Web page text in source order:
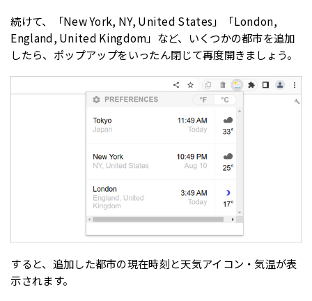
続けて、「New York, NY, United States」「London,
England, United Kingdom」など、いくつかの都市を追加
したら、ポップアップをいったん閉じて再度開きましょう。
すると、追加した都市の現在時刻と天気アイコン・気温が表
示されます。